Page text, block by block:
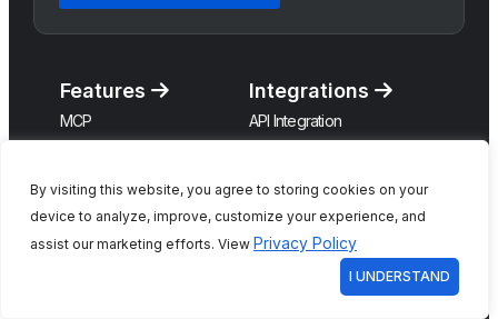
By visiting this website, you agree to storing cookies on your
device to analyze, improve, customize your experience, and
assist our marketing efforts. View Privacy Policy
I UNDERSTAND
Features
MCP
Bug Tracking Tool
Time Tracking Tool
Custom Roles
Integrations
API Integration
Assembla
BitBucket
BugZilla